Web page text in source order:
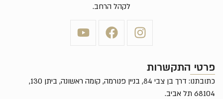
פרטי התקשרות
כתובתנו: דרך בן צבי 84, בניין פנורמה, קומה ראשונה, ביתן 130,
68104 תל אביב.
לקהל הרחב.